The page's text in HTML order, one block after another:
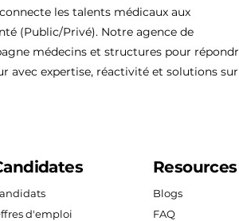
les talents médicaux aux
(Public/Privé). Notre agence de
médecins et structures pour
avec expertise, réactivité et solutions sur
d'emploi
Resources
Blogs
FAQ